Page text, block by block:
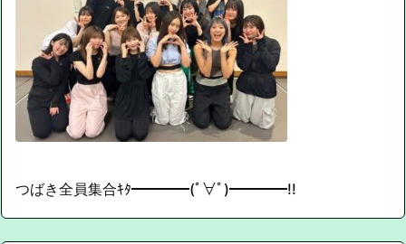
つばき全員集合ｷﾀ━━━━(ﾟ∀ﾟ)━━━━!!